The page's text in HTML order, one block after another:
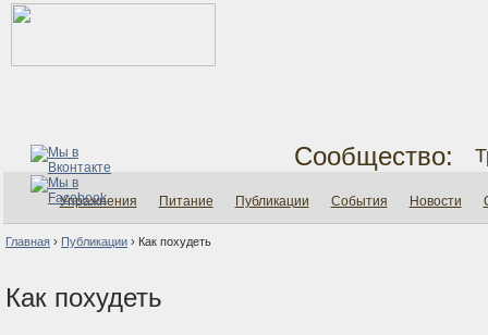
Сообщество:
Упражнения Питание Публикации События Новости
Главная › Публикации › Как похудеть
Как похудеть